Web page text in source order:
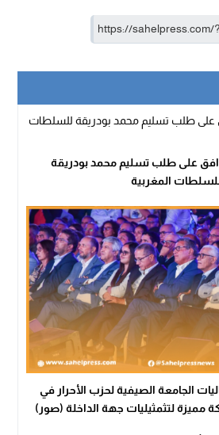
على طلب تسليم محمد بودريقة
المغربية
الجامعة الصيفية لحزب الأحرار في
مميزة لتثمثيليات جهة الداخلة (صور)